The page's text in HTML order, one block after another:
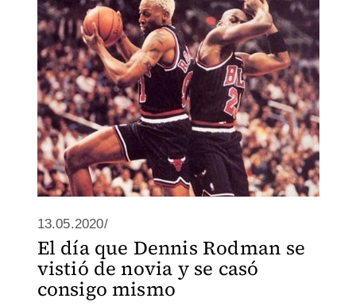
13.05.2020/
El día que Dennis Rodman se
vistió de novia y se casó
consigo mismo